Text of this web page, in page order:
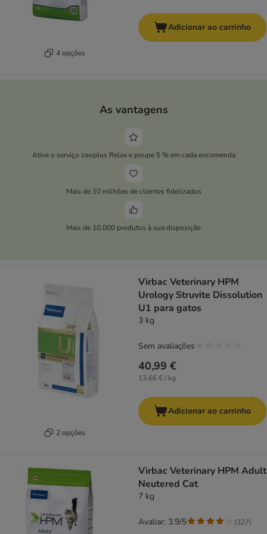
4 opções
Adicionar ao carrinho
As vantagens
Ative o serviço zooplus Relax e poupe 5 % em cada encomenda
Mais de 10 milhões de clientes fidelizados
Mais de 10.000 produtos à sua disposição
2 opções
Virbac Veterinary HPM
Urology Struvite Dissolution
U1 para gatos
3 kg
40,99 €
13,66 € / kg
Sem avaliações
Adicionar ao carrinho
Virbac Veterinary HPM Adult
Neutered Cat
7 kg
Avaliar: 3.9/5 (327)